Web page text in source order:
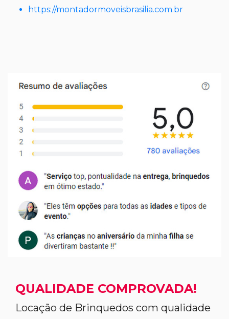
https://montadormoveisbrasilia.com.br
QUALIDADE COMPROVADA!
Locação de Brinquedos com qualidade